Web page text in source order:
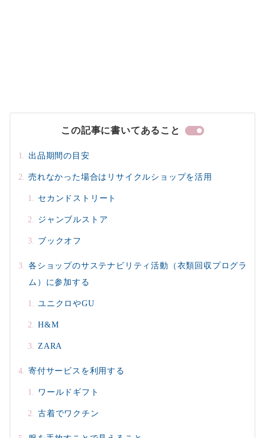
この記事に書いてあること
出品期間の目安
売れなかった場合はリサイクルショップを活用
セカンドストリート
ジャンブルストア
ブックオフ
各ショップのサステナビリティ活動（衣類回収プログラ
ム）に参加する
ユニクロやGU
H&M
ZARA
寄付サービスを利用する
ワールドギフト
古着でワクチン